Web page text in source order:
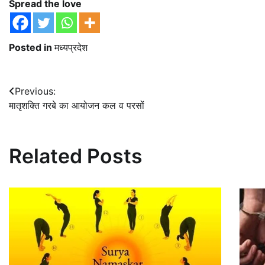
Spread the love
Posted inमध्यप्रदेश
Post
navigation
Previous:
मातृशक्ति गरबे का आयोजन कल व परसों
Related Posts